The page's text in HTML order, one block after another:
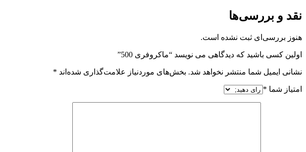
نقد و بررسی‌ها
هنوز بررسی‌ای ثبت نشده است.
اولین کسی باشید که دیدگاهی می نویسد “ماکروفری 500”
نشانی ایمیل شما منتشر نخواهد شد. بخش‌های موردنیاز علامت‌گذاری شده‌اند *
امتیاز شما *